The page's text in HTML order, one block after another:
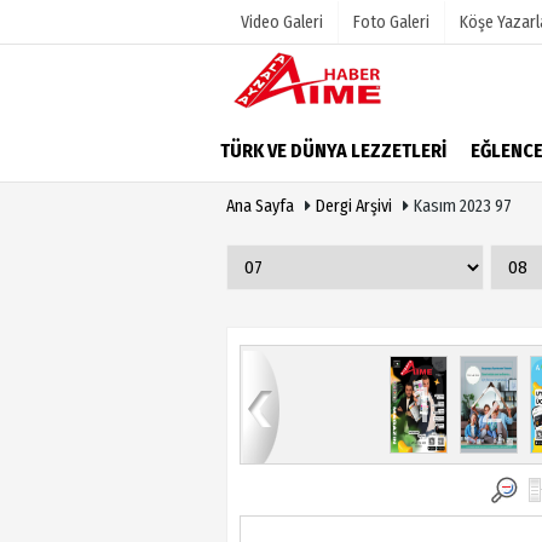
Video Galeri Foto Galeri Köşe
TÜRK VE DÜNYA LEZZETLERİ EĞLENCE
Haber Arşivi
Hava
Gazete
Anketler
Ana Sayfa Dergi Arşivi Kasım 2023 97
83 1 2